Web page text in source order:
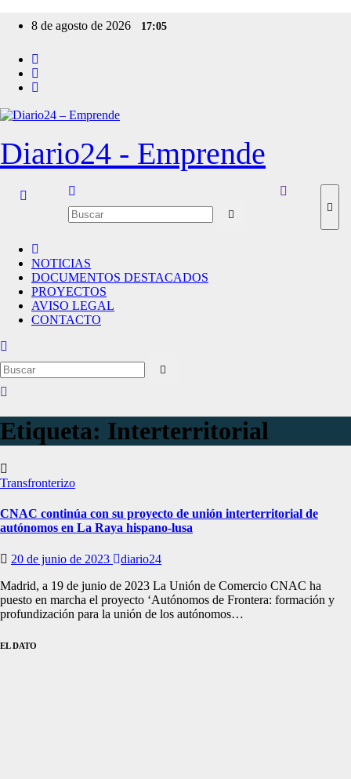
8 de agosto de 2026 17:05
Diario24 - Emprende
NOTICIAS
DOCUMENTOS DESTACADOS
PROYECTOS
AVISO LEGAL
CONTACTO
Etiqueta: Interterritorial
Transfronterizo
CNAC continúa con su proyecto de unión interterritorial de
autónomos en La Raya hispano-lusa
20 de junio de 2023
diario24
Madrid, a 19 de junio de 2023 La Unión de Comercio CNAC ha
puesto en marcha el proyecto ‘Autónomos de Frontera: formación y
profundización para la unión de los autónomos…
EL DATO